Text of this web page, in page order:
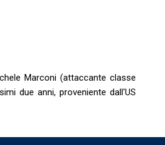
Marconi (attaccante classe
due anni, proveniente dall'US